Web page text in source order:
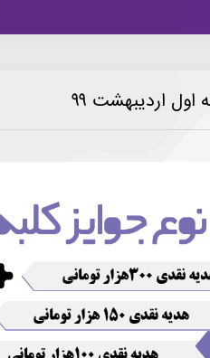
اول اردیبهشت ۹۹